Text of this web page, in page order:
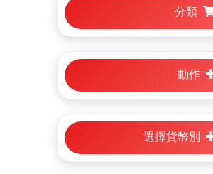
動作